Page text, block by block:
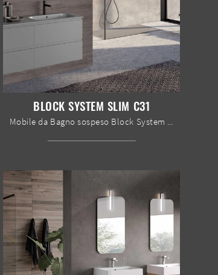
BLOCK SYSTEM SLIM C31
Mobile da Bagno sospeso Block System Slim C31 di Baxar: clicca e ottieni informazioni su mobili bagno sospesi in laccato opaco e accessori ...